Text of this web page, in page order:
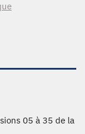
05 à 35 de la